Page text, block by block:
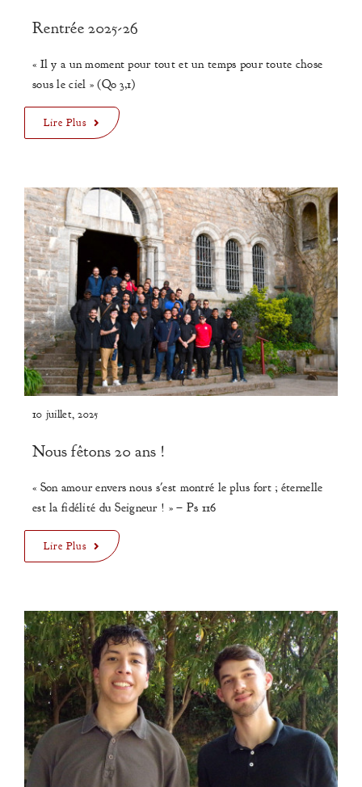
Rentrée 2025-26
« Il y a un moment pour tout et un temps pour toute chose
sous le ciel » (Qo 3,1)
Lire Plus
10 juillet, 2025
Nous fêtons 20 ans !
« Son amour envers nous s'est montré le plus fort ; éternelle
est la fidélité du Seigneur ! » – Ps 116
Lire Plus